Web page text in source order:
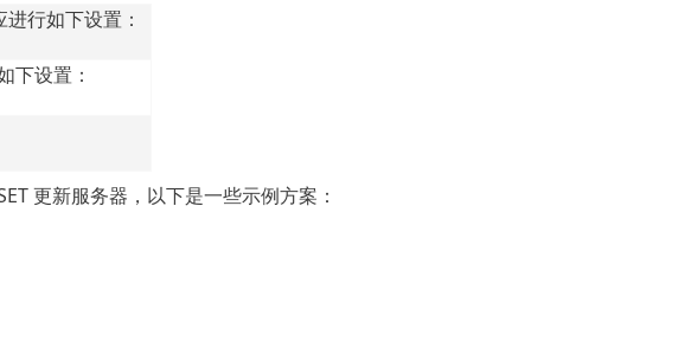
行如下设置：
下设置：
更新服务器，以下是一些示例方案：